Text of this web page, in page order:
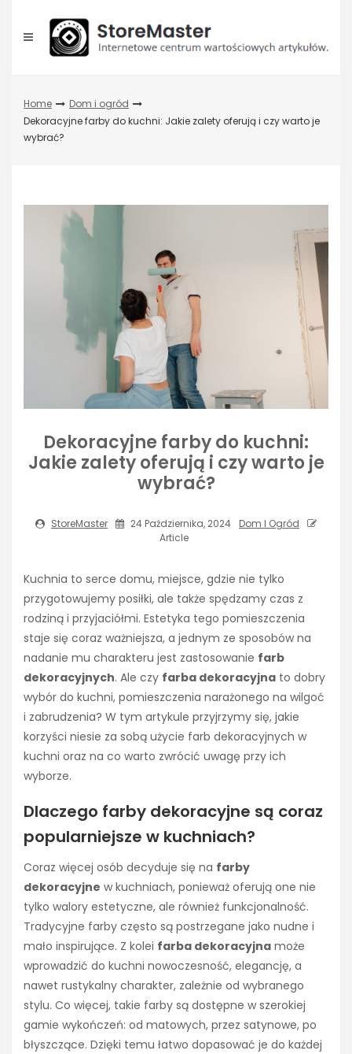
content
Home
Dom i ogród
Dekoracyjne farby do kuchni: Jakie zalety oferują i czy warto je
wybrać?
Dekoracyjne farby do kuchni:
Jakie zalety oferują i czy warto je
wybrać?
StoreMaster 24 Października, 2024
Dom I Ogród
Article
Kuchnia to serce domu, miejsce, gdzie nie tylko
przygotowujemy posiłki, ale także spędzamy czas z
rodziną i przyjaciółmi. Estetyka tego pomieszczenia
staje się coraz ważniejsza, a jednym ze sposobów na
nadanie mu charakteru jest zastosowanie farb
dekoracyjnych. Ale czy farba dekoracyjna to dobry
wybór do kuchni, pomieszczenia narażonego na wilgoć
i zabrudzenia? W tym artykule przyjrzymy się, jakie
korzyści niesie za sobą użycie farb dekoracyjnych w
kuchni oraz na co warto zwrócić uwagę przy ich
wyborze.
Dlaczego farby dekoracyjne są coraz
popularniejsze w kuchniach?
Coraz więcej osób decyduje się na farby
dekoracyjne w kuchniach, ponieważ oferują one nie
tylko walory estetyczne, ale również funkcjonalność.
Tradycyjne farby często są postrzegane jako nudne i
mało inspirujące. Z kolei farba dekoracyjna może
wprowadzić do kuchni nowoczesność, elegancję, a
nawet rustykalny charakter, zależnie od wybranego
stylu. Co więcej, takie farby są dostępne w szerokiej
gamie wykończeń: od matowych, przez satynowe, po
błyszczące. Dzięki temu łatwo dopasować je do każdej